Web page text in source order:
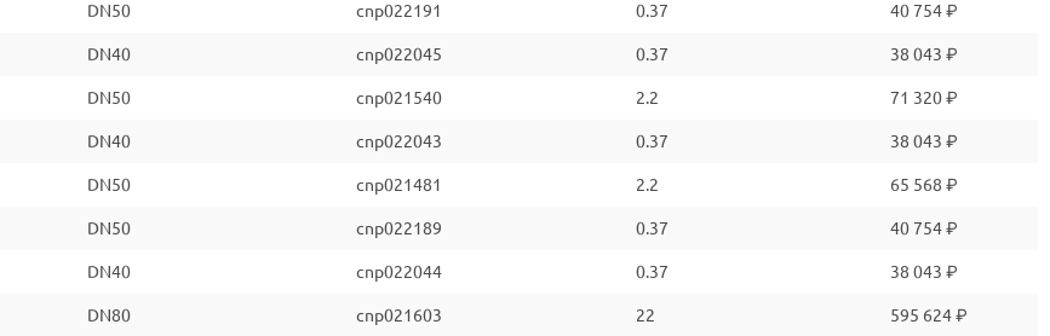
DN50 cnp022191 0.37 40 754 ₽
DN40 cnp022045 0.37 38 043 ₽
DN50 cnp021540 2.2 71 320 ₽
DN40 cnp022043 0.37 38 043 ₽
DN50 cnp021481 2.2 65 568 ₽
DN50 cnp022189 0.37 40 754 ₽
DN40 cnp022044 0.37 38 043 ₽
DN80 cnp021603 22 595 624 ₽